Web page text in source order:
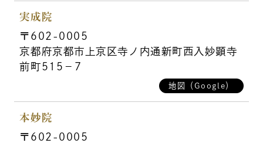
実成院
〒602-0005
京都府京都市上京区寺ノ内通新町西入妙顕寺
前町515－7
地図（Google）
本妙院
〒602-0005